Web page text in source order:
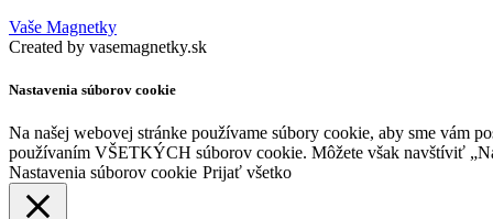
Vaše Magnetky
Created by vasemagnetky.sk
Nastavenia súborov cookie
Na našej webovej stránke používame súbory cookie, aby sme vám
používaním VŠETKÝCH súborov cookie. Môžete však navštíviť
Nastavenia súborov cookie Prijať všetko